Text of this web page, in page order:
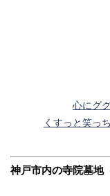
心にグ
くすっと笑っ
神戸市内の寺院墓地